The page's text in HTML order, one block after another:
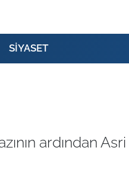
SİYASET
ardından Asri